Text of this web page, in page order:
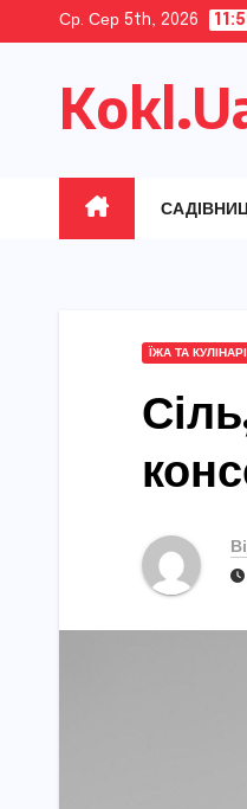
content
Ср. Сер 5th, 2026
ЇЖА ТА